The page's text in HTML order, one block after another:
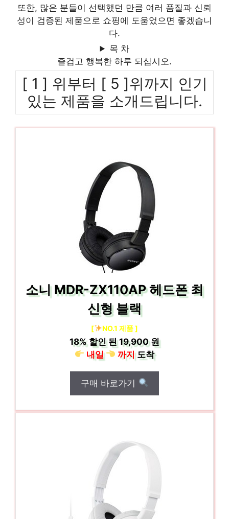
또한, 많은 분들이 선택했던 만큼 여러 품질과 신뢰
성이 검증된 제품으로 쇼핑에 도움었으면 좋겠습니
다.
목 차
즐겁고 행복한 하루 되십시오.
[ 1 ] 위부터 [ 5 ]위까지 인기
있는 제품을 소개드립니다.
소니 MDR-ZX110AP 헤드폰 최
신형 블랙
[ NO.1 제품 ]
18% 할인 된19,900 원
내일
까지도착
구매 바로가기